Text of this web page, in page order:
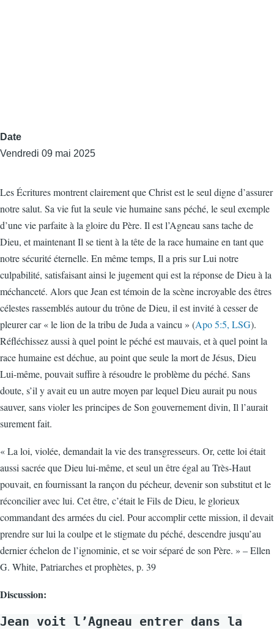
Date
Vendredi 09 mai 2025
Les Écritures montrent clairement que Christ est le seul digne d’assurer
notre salut. Sa vie fut la seule vie humaine sans péché, le seul exemple
d’une vie parfaite à la gloire du Père. Il est l’Agneau sans tache de
Dieu, et maintenant Il se tient à la tête de la race humaine en tant que
notre sécurité éternelle. En même temps, Il a pris sur Lui notre
culpabilité, satisfaisant ainsi le jugement qui est la réponse de Dieu à la
méchanceté. Alors que Jean est témoin de la scène incroyable des êtres
célestes rassemblés autour du trône de Dieu, il est invité à cesser de
pleurer car « le lion de la tribu de Juda a vaincu » (Apo 5:5, LSG).
Réfléchissez aussi à quel point le péché est mauvais, et à quel point la
race humaine est déchue, au point que seule la mort de Jésus, Dieu
Lui-même, pouvait suffire à résoudre le problème du péché. Sans
doute, s’il y avait eu un autre moyen par lequel Dieu aurait pu nous
sauver, sans violer les principes de Son gouvernement divin, Il l’aurait
surement fait.
« La loi, violée, demandait la vie des transgresseurs. Or, cette loi était
aussi sacrée que Dieu lui-même, et seul un être égal au Très-Haut
pouvait, en fournissant la rançon du pécheur, devenir son substitut et le
réconcilier avec lui. Cet être, c’était le Fils de Dieu, le glorieux
commandant des armées du ciel. Pour accomplir cette mission, il devait
prendre sur lui la coulpe et le stigmate du péché, descendre jusqu’au
dernier échelon de l’ignominie, et se voir séparé de son Père. » – Ellen
G. White, Patriarches et prophètes, p. 39
Discussion:
Jean voit l’Agneau entrer dans la